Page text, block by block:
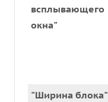
всплывающего
окна"
"Ширина блока"